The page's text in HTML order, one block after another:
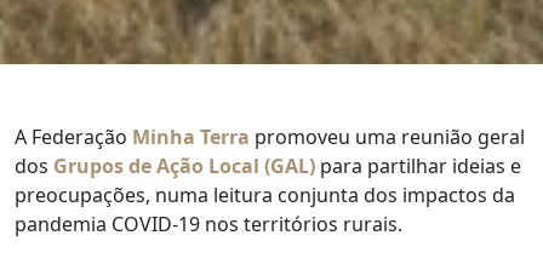
A Federação Minha Terra promoveu uma reunião geral
dos Grupos de Ação Local (GAL) para partilhar ideias e
preocupações, numa leitura conjunta dos impactos da
pandemia COVID-19 nos territórios rurais.